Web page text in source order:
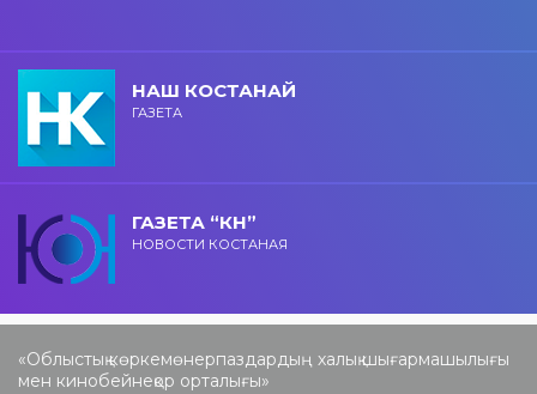
НАШ КОСТАНАЙ
ГАЗЕТА
ГАЗЕТА “КН”
НОВОСТИ КОСТАНАЯ
«Облыстық көркемөнерпаздардың халық шығармашылығы
мен кинобейнеқор орталығы»